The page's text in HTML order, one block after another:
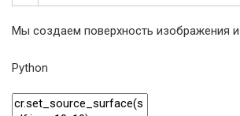
Мы создаем поверхность изображения
Python